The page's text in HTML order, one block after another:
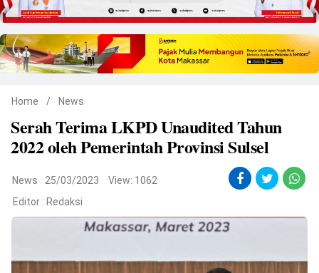
©
Copyright
2026
All
Reserved
Home / News
Serah Terima LKPD Unaudited Tahun
2022 oleh Pemerintah Provinsi Sulsel
News 25/03/2023
View: 1062
Editor : Redaksi